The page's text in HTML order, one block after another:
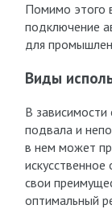
Помимо этого
подключение
для
Виды
В зависимости
подвала и
в нем может
свои
оптимальный